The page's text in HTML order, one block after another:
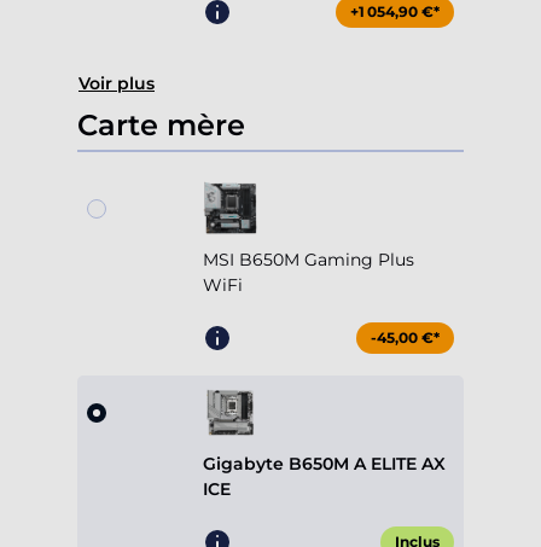
+1 054,90 €*
Voir plus
Carte mère
MSI B650M Gaming Plus
WiFi
-45,00 €*
Gigabyte B650M A ELITE AX
ICE
Inclus